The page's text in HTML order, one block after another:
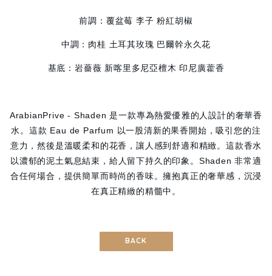
前調：覆盆莓 李子 粉紅胡椒
中調：肉桂 土耳其玫瑰 巴爾幹永久花
基底：岩薔薇 新喀里多尼亞檀木 印尼廣藿香
ArabianPrive - Shaden 是一款專為熱愛優雅的人設計的奢華香
水。這款 Eau de Parfum 以一股清新的果香開始，吸引您的注
意力，然後是溫暖柔和的花香，讓人感到舒適和精緻。這款香水
以濃郁的泥土氣息結束，給人留下持久的印象。Shaden 非常適
合任何場合，提供簡單而時尚的香味。擁抱真正的奢華感，沉浸
在真正精緻的精髓中。
BACK